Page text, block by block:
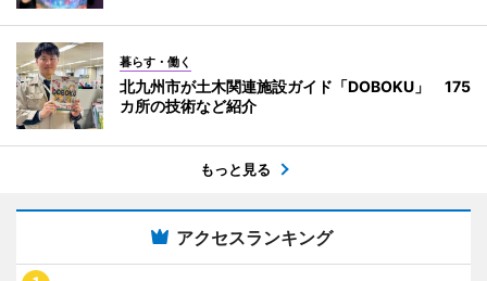
暮らす・働く
北九州市が土木関連施設ガイド「DOBOKU」 175
カ所の技術など紹介
もっと見る
アクセスランキング